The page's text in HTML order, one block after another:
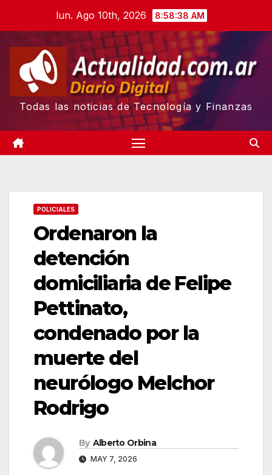
content
lun. Ago 10th, 2026 8:58:39 AM
Todas las noticias de Tecnología y Finanzas
POLICIALES
Ordenaron la
detención
domiciliaria de Felipe
Pettinato,
condenado por la
muerte del
neurólogo Melchor
Rodrigo
By Alberto Orbina
MAY 7, 2026